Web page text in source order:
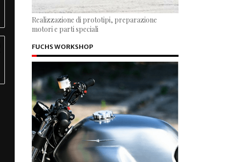
Realizzazione di prototipi, preparazione
motori e parti speciali
FUCHS WORKSHOP